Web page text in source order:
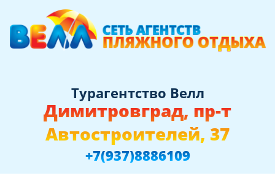
Турагентство Велл
Димитровград, пр-т
Автостроителей, 37
+7(937)8886109